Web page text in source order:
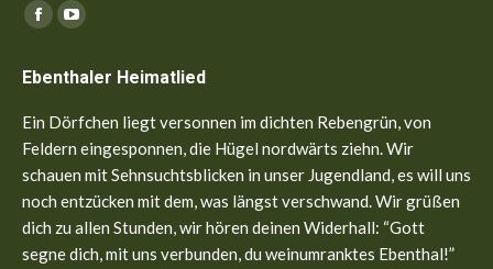
Finden Sie uns auf:
Facebook
opens
in
new
window
YouTube
opens
in
new
window
Ebenthaler Heimatlied
Ein Dörfchen liegt versonnen im dichten Rebengrün, von
Feldern eingesponnen, die Hügel nordwärts ziehn. Wir
schauen mit Sehnsuchtsblicken in unser Jugendland, es will uns
noch entzücken mit dem, was längst verschwand. Wir grüßen
dich zu allen Stunden, wir hören deinen Widerhall: “Gott
segne dich, mit uns verbunden, du weinumranktes Ebenthal!”